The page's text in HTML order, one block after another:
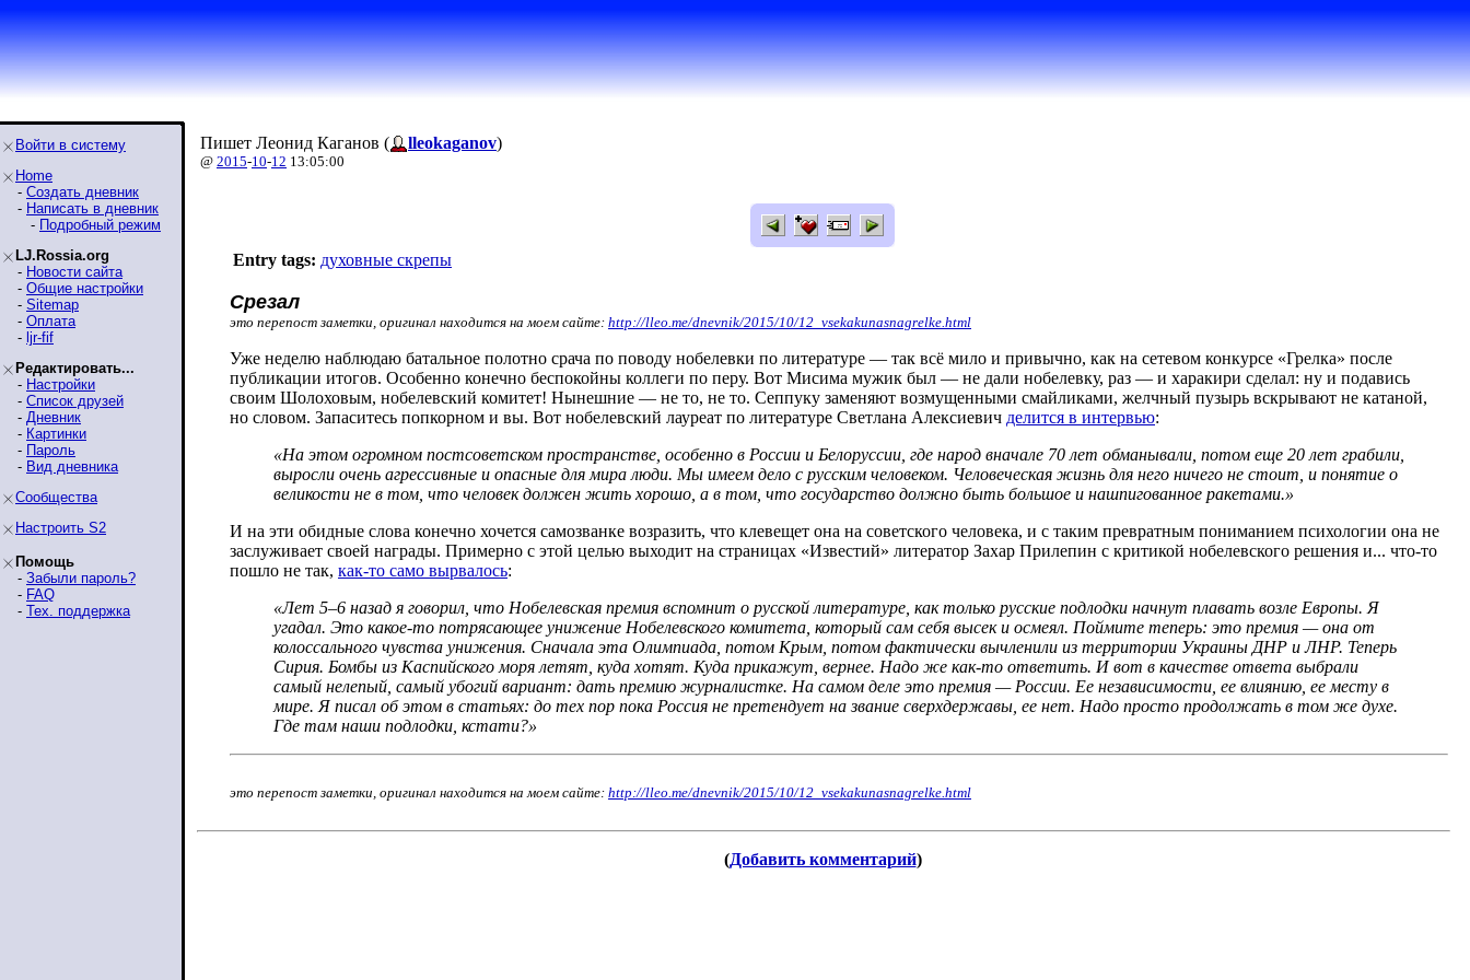
Войти в систему
Home
- Создать дневник
- Написать в дневник
- Подробный режим
LJ.Rossia.org
- Новости сайта
- Общие настройки
- Sitemap
- Оплата
- ljr-fif
Редактировать...
- Настройки
- Список друзей
- Дневник
- Картинки
- Пароль
- Вид дневника
Сообщества
Настроить S2
Помощь
- Забыли пароль?
- FAQ
- Тех. поддержка
Пишет Леонид Каганов ( lleokaganov)
@ 2015-10-12 13:05:00
Entry tags: духовные скрепы
Срезал
это перепост заметки, оригинал находится на моем сайте: http://lleo.me/dnevnik/2015/10/12_vsekakunasnagrelke.html
Уже неделю наблюдаю батальное полотно срача по поводу нобелевки по литературе — так всё мило и привычно, как на сетевом конкурсе «Грелка» после
публикации итогов. Особенно конечно беспокойны коллеги по перу. Вот Мисима мужик был — не дали нобелевку, раз — и харакири сделал: ну и подавись
своим Шолоховым, нобелевский комитет! Нынешние — не то, не то. Сеппуку заменяют возмущенными смайликами, желчный пузырь вскрывают не катаной,
но словом. Запаситесь попкорном и вы. Вот нобелевский лауреат по литературе Светлана Алексиевич делится в интервью:
«На этом огромном постсоветском пространстве, особенно в России и Белоруссии, где народ вначале 70 лет обманывали, потом еще 20 лет грабили,
выросли очень агрессивные и опасные для мира люди. Мы имеем дело с русским человеком. Человеческая жизнь для него ничего не стоит, и понятие о
великости не в том, что человек должен жить хорошо, а в том, что государство должно быть большое и нашпигованное ракетами.»
И на эти обидные слова конечно хочется самозванке возразить, что клевещет она на советского человека, и с таким превратным пониманием психологии она не
заслуживает своей награды. Примерно с этой целью выходит на страницах «Известий» литератор Захар Прилепин с критикой нобелевского решения и... что-то
пошло не так, как-то само вырвалось:
«Лет 5–6 назад я говорил, что Нобелевская премия вспомнит о русской литературе, как только русские подлодки начнут плавать возле Европы. Я
угадал. Это какое-то потрясающее унижение Нобелевского комитета, который сам себя высек и осмеял. Поймите теперь: это премия — она от
колоссального чувства унижения. Сначала эта Олимпиада, потом Крым, потом фактически вычленили из территории Украины ДНР и ЛНР. Теперь
Сирия. Бомбы из Каспийского моря летят, куда хотят. Куда прикажут, вернее. Надо же как-то ответить. И вот в качестве ответа выбрали
самый нелепый, самый убогий вариант: дать премию журналистке. На самом деле это премия — России. Ее независимости, ее влиянию, ее месту в
мире. Я писал об этом в статьях: до тех пор пока Россия не претендует на звание сверхдержавы, ее нет. Надо просто продолжать в том же духе.
Где там наши подлодки, кстати?»
это перепост заметки, оригинал находится на моем сайте: http://lleo.me/dnevnik/2015/10/12_vsekakunasnagrelke.html
(Добавить комментарий)